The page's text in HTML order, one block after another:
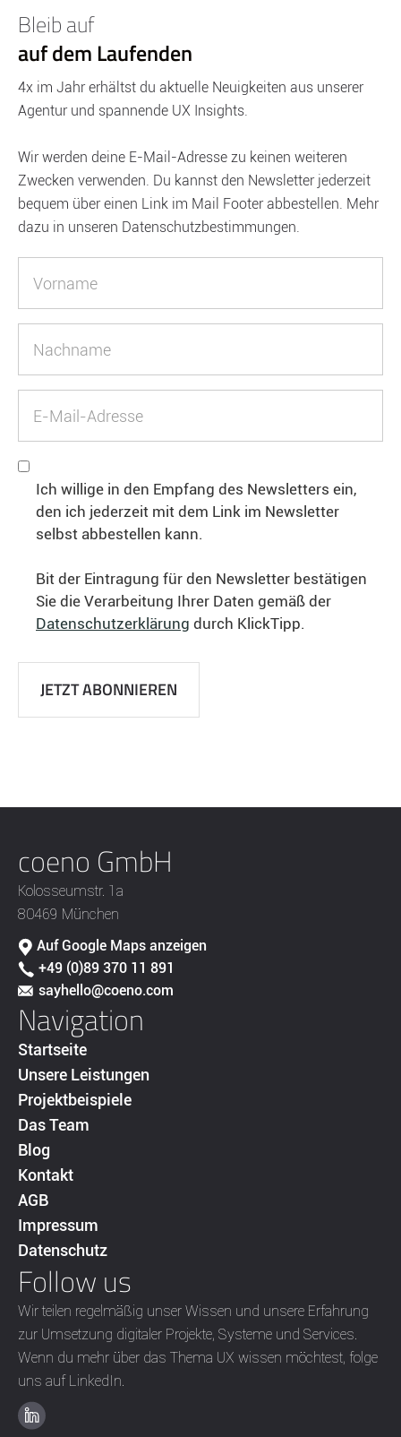
Bleib auf
auf dem Laufenden
4x im Jahr erhältst du aktuelle Neuigkeiten aus unserer
Agentur und spannende UX Insights.
Wir werden deine E-Mail-Adresse zu keinen weiteren
Zwecken verwenden. Du kannst den Newsletter jederzeit
bequem über einen Link im Mail Footer abbestellen. Mehr
dazu in unseren Datenschutzbestimmungen.
Ich willige in den Empfang des Newsletters ein,
den ich jederzeit mit dem Link im Newsletter
selbst abbestellen kann.
Bit der Eintragung für den Newsletter bestätigen
Sie die Verarbeitung Ihrer Daten gemäß der
Datenschutzerklärung durch KlickTipp.
coeno GmbH
Kolosseumstr. 1a
80469 München
Auf Google Maps anzeigen
+49 (0)89 370 11 891
sayhello@coeno.com
Navigation
Startseite
Unsere Leistungen
Projektbeispiele
Das Team
Blog
Kontakt
AGB
Impressum
Datenschutz
Follow us
Wir teilen regelmäßig unser Wissen und unsere Erfahrung
zur Umsetzung digitaler Projekte, Systeme und Services.
Wenn du mehr über das Thema UX wissen möchtest, folge
uns auf LinkedIn.